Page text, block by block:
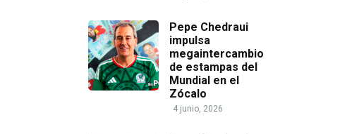
Pepe Chedraui
impulsa
megaintercambio
de estampas del
Mundial en el
Zócalo
4 junio, 2026